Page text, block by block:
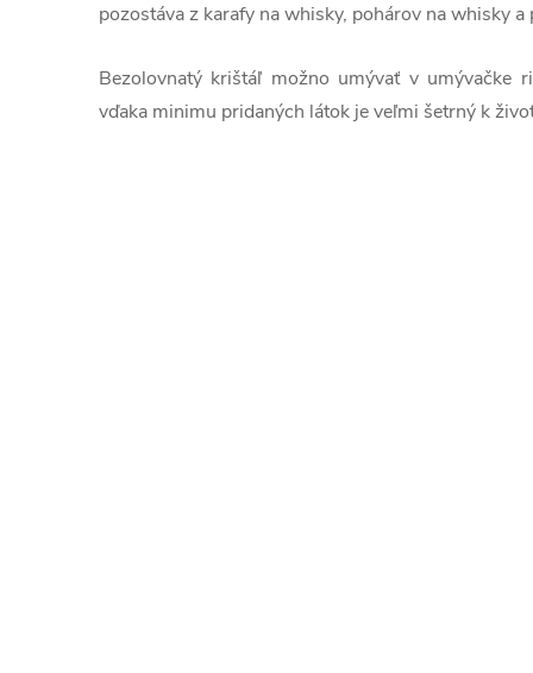
pozostáva z karafy na whisky, pohárov na whisky
Bezolovnatý krištáľ možno umývať v umývačke
vďaka minimu pridaných látok je veľmi šetrný k